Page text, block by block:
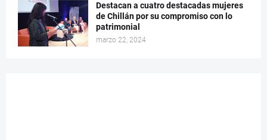
Destacan a cuatro destacadas mujeres
de Chillán por su compromiso con lo
patrimonial
marzo 22, 2024